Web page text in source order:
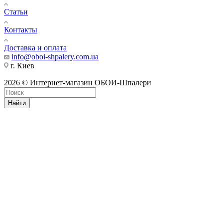
Статьи
Контакты
Доставка и оплата
info@oboi-shpalery.com.ua
г. Киев
2026 © Интернет-магазин ОБОИ-Шпалери
Найти